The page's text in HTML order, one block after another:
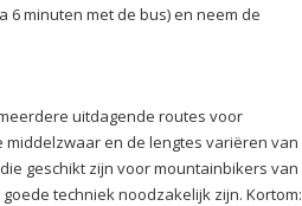
minuten met de bus) en neem de
uitdagende routes voor
en de lengtes variëren van
geschikt zijn voor mountainbikers van
techniek noodzakelijk zijn. Kortom: